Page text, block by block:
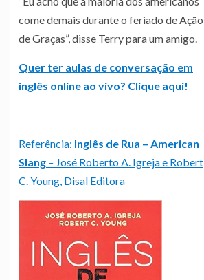
come demais durante o feriado de Ação
de Graças”, disse Terry para um amigo.
Quer ter aulas de conversação em
inglês online ao vivo? Clique aqui!
Referência: Inglês de Rua – American
Slang – José Roberto A. Igreja e Robert
C. Young, Disal Editora